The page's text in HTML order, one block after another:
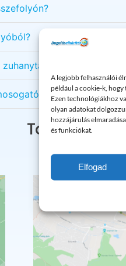
A legjobb felhasználói
például a cookie-k,
Ezen technológiákhoz
olyan adatokat
hozzájárulás
és funkciókat.
Elfogad
További